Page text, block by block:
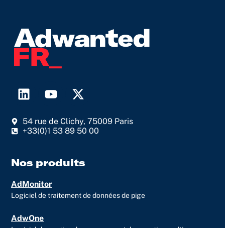
L
i
k
e
i
Y
o
t
u
e
X
-
w
i
t
54 rue de Clichy, 75009 Paris
+33(0)1 53 89 50 00
Nos produits
AdMonitor
Logiciel de traitement de données de pige
AdwOne